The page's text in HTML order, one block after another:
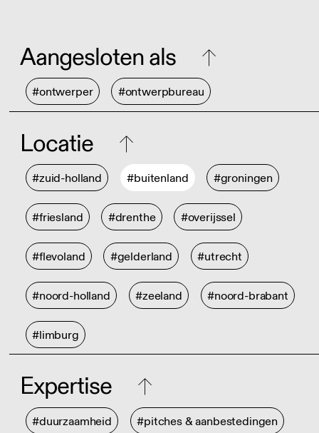
Aangesloten als
#ontwerper #ontwerpbureau
Locatie
#zuid-holland #buitenland #groningen
#friesland #drenthe #overijssel
#flevoland #gelderland #utrecht
#noord-holland #zeeland #noord-brabant
#limburg
Expertise
#duurzaamheid #pitches & aanbestedingen